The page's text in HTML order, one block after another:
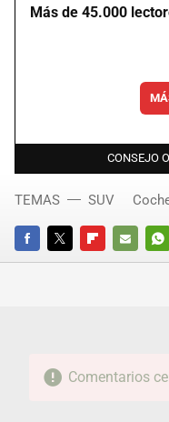
Más de 45.000
CONSEJO
FACEBOOKTWITTERFLIPBOARD
E-
TEMAS SUV
Comentarios